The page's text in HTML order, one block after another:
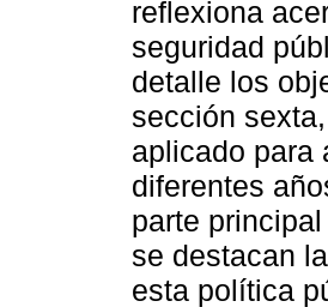
reflexiona
seguridad
detalle los
sección
aplicado para
diferentes
parte
se destacan
esta política